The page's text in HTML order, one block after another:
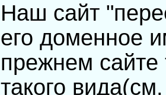
Наш сайт
его доменное
прежнем сайте
такого